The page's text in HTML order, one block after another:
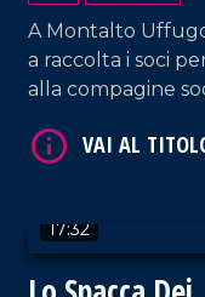
A Montalto
a raccolta i soci
alla compagine
17:32
VAI AL TITOLO